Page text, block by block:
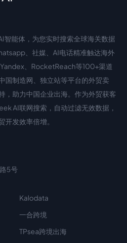
智能体，为您实时搜索全球海关数据
、社媒、AI电话精准触达海外
、RocketReach等100+渠道
国制造网、独立站等平台的外贸卖
，助力中国企业出海。作为外贸获客
AI联网搜索，自动过滤无效数据，
开发效率倍增。
5号
Kalodata
一合跨境
TPsea跨境出海